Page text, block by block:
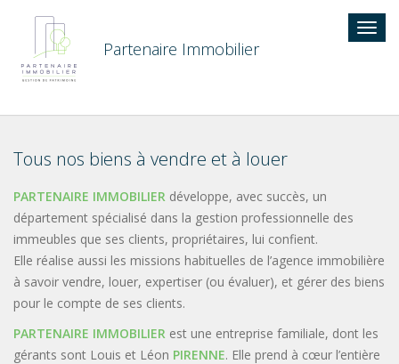
Partenaire Immobilier
Tous nos biens à vendre et à louer
PARTENAIRE IMMOBILIER développe, avec succès, un
département spécialisé dans la gestion professionnelle des
immeubles que ses clients, propriétaires, lui confient.
Elle réalise aussi les missions habituelles de l’agence immobilière
à savoir vendre, louer, expertiser (ou évaluer), et gérer des biens
pour le compte de ses clients.
PARTENAIRE IMMOBILIER est une entreprise familiale, dont les
gérants sont Louis et Léon PIRENNE. Elle prend à cœur l’entière